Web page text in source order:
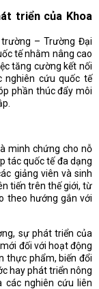
triển của Khoa
– Trường Đại
tế nhằm nâng cao
tăng cường kết nối
nghiên cứu quốc tế
phần thúc đẩy môi
minh chứng cho nỗ
tác quốc tế đa dạng
giảng viên và sinh
tiến trên thế giới, từ
theo hướng gắn với
sự phát triển của
đối với hoạt động
thực phẩm, biến đổi
hay phát triển nông
các nghiên cứu liên